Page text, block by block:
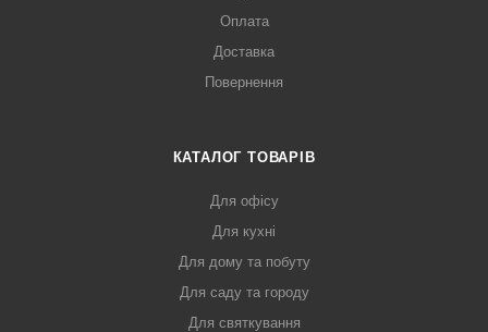
Оплата
Доставка
Повернення
КАТАЛОГ ТОВАРІВ
Для офісу
Для кухні
Для дому та побуту
Для саду та городу
Для святкування